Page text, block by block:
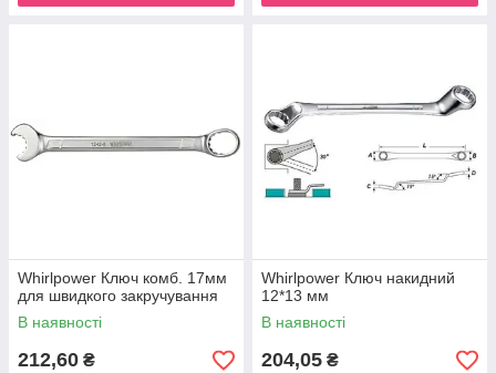
Whirlpower Ключ комб. 17мм
для швидкого закручування
В наявності
212,60 ₴
Whirlpower Ключ накидний
12*13 мм
В наявності
204,05 ₴